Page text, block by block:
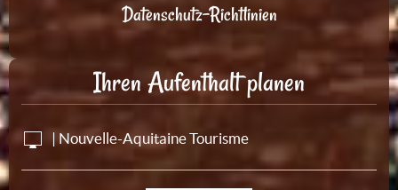
Datenschutz-Richtlinien
Ihren Aufenthalt planen
| Nouvelle-Aquitaine Tourisme